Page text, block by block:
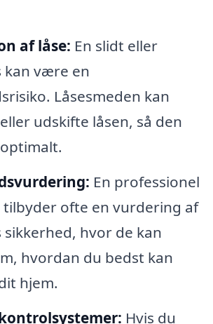
af låse: En slidt eller
kan være en
Låsesmeden kan
udskifte låsen, så den
En professionel
tilbyder ofte en vurdering af
sikkerhed, hvor de kan
hvordan du bedst kan
hjem.
Hvis du